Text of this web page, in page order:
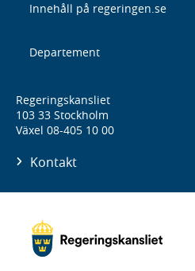
Innehåll på regeringen.se
Departement
Regeringskansliet
103 33 Stockholm
Växel 08-405 10 00
Kontakt